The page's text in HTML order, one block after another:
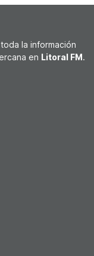
la información
en Litoral FM.